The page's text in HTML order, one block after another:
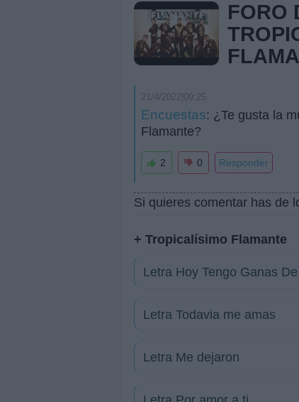
FORO
21/4/2022|09:25
Encuestas: ¿Te gusta la
Flamante?
2 0 Responder
Si quieres comentar has de
+ Tropicalísimo Flamante
Letra Hoy Tengo Ganas De
Letra Todavia me amas
Letra Me dejaron